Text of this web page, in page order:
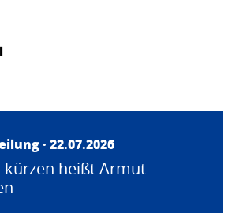
· 22.07.2026
kürzen heißt Armut